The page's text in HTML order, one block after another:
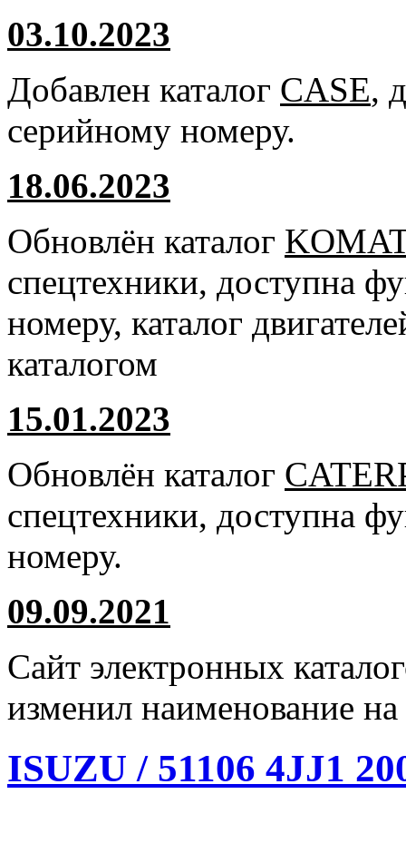
03.10.2023
Добавлен каталог CASE,
серийному номеру.
18.06.2023
Обновлён каталог
спецтехники, доступна
номеру, каталог
каталогом
15.01.2023
Обновлён каталог
спецтехники, доступна
номеру.
09.09.2021
Сайт электронных
изменил наименование на
ISUZU / 51106 4JJ1